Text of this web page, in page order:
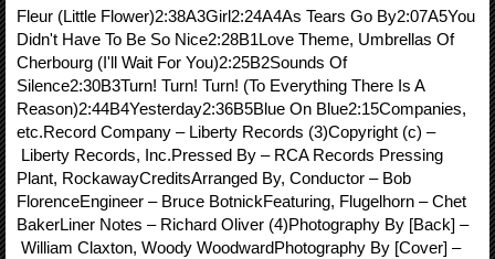
Fleur (Little Flower)2:38A3Girl2:24A4As Tears Go By2:07A5You
Didn't Have To Be So Nice2:28B1Love Theme, Umbrellas Of
Cherbourg (I'll Wait For You)2:25B2Sounds Of
Silence2:30B3Turn! Turn! Turn! (To Everything There Is A
Reason)2:44B4Yesterday2:36B5Blue On Blue2:15Companies,
etc.Record Company – Liberty Records (3)Copyright (c) –
Liberty Records, Inc.Pressed By – RCA Records Pressing
Plant, RockawayCreditsArranged By, Conductor – Bob
FlorenceEngineer – Bruce BotnickFeaturing, Flugelhorn – Chet
BakerLiner Notes – Richard Oliver (4)Photography By [Back] –
William Claxton, Woody WoodwardPhotography By [Cover] –